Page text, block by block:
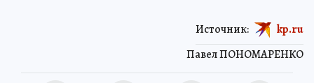
Павел ПОНОМАРЕНКО
Источник: kp.ru